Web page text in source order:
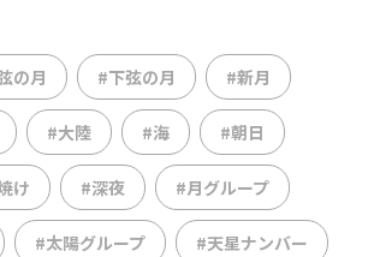
の月 #下弦の月 #新月
#大陸 #海 #朝日
け #深夜 #月グループ
#太陽グループ #天星ナンバー